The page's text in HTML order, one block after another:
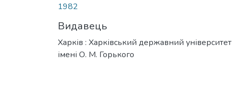
1982
Видавець
Харків : Харківський державний університет
імені О. М. Горького